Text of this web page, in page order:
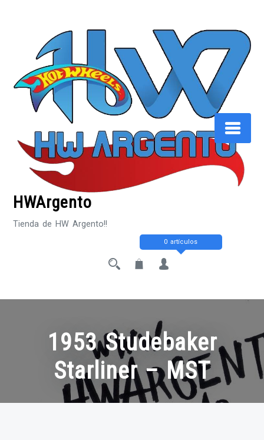
HWArgento
Tienda de HW Argento!!
0 artículos
1953 Studebaker
Starliner – MST